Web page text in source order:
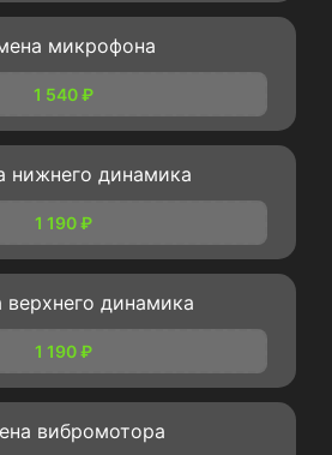
микрофона
1 540 ₽
нижнего динамика
1 190 ₽
верхнего динамика
1 190 ₽
вибромотора